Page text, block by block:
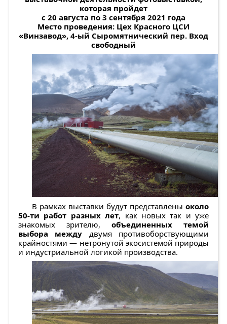
которая пройдет
с 20 августа по 3 сентября 2021 года
Место проведения: Цех Красного ЦСИ
«Винзавод», 4-ый Сыромятнический пер. Вход
свободный
В рамках выставки будут представлены около
50-ти работ разных лет, как новых так и уже
знакомых зрителю, объединенных темой
выбора между двумя противоборствующими
крайностями — нетронутой экосистемой природы
и индустриальной логикой производства.